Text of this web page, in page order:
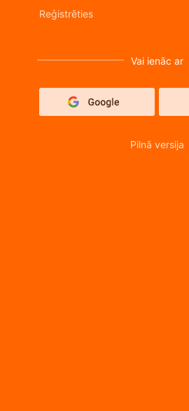
Reģistrēties
Vai ienāc ar
Pilnā versija